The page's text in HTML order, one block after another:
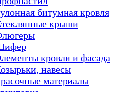
битумная кровля
крыши
кровли и фасада
навесы
материалы